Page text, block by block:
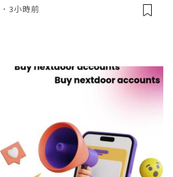
3小時前